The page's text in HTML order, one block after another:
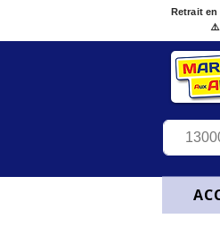
Retrait en
⚠️